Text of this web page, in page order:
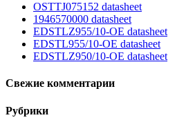
OSTTJ075152 datasheet
1946570000 datasheet
EDSTLZ955/10-OE datasheet
EDSTL955/10-OE datasheet
EDSTLZ950/10-OE datasheet
Свежие комментарии
Рубрики